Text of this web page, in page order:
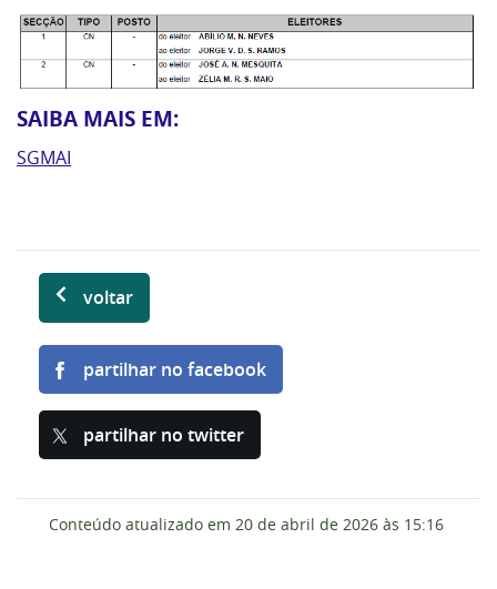
SAIBA MAIS EM:
SGMAI
voltar
partilhar no facebook
partilhar no twitter
Conteúdo atualizado em 20 de abril de 2026 às 15:16